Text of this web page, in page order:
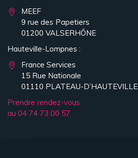
MEEF
9 rue des Papetiers
01200 VALSERHÔNE
Hauteville-Lompnes :
France Services
15 Rue Nationale
01110 PLATEAU-D’HAUTEVILLE
Prendre rendez-vous
au 04 74 73 00 57